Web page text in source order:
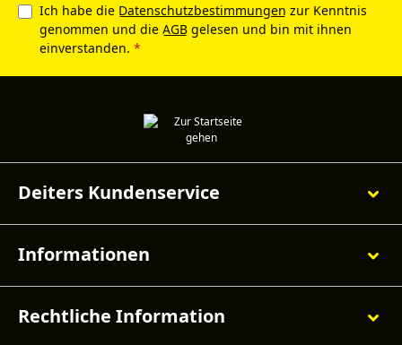
Ich habe die Datenschutzbestimmungen zur Kenntnis
genommen und die AGB gelesen und bin mit ihnen
einverstanden. *
Deiters Kundenservice
Informationen
Rechtliche Information